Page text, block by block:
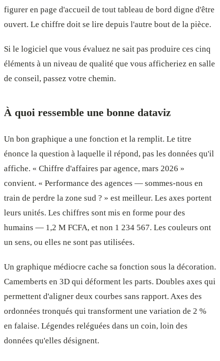
figurer en page d'accueil de tout tableau de bord digne d'être
ouvert. Le chiffre doit se lire depuis l'autre bout de la pièce.
Si le logiciel que vous évaluez ne sait pas produire ces cinq
éléments à un niveau de qualité que vous afficheriez en salle
de conseil, passez votre chemin.
À quoi ressemble une bonne dataviz
Un bon graphique a une fonction et la remplit. Le titre
énonce la question à laquelle il répond, pas les données qu'il
affiche. « Chiffre d'affaires par agence, mars 2026 »
convient. « Performance des agences — sommes-nous en
train de perdre la zone sud ? » est meilleur. Les axes portent
leurs unités. Les chiffres sont mis en forme pour des
humains — 1,2 M FCFA, et non 1 234 567. Les couleurs ont
un sens, ou elles ne sont pas utilisées.
Un graphique médiocre cache sa fonction sous la décoration.
Camemberts en 3D qui déforment les parts. Doubles axes qui
permettent d'aligner deux courbes sans rapport. Axes des
ordonnées tronqués qui transforment une variation de 2 %
en falaise. Légendes reléguées dans un coin, loin des
données qu'elles désignent.